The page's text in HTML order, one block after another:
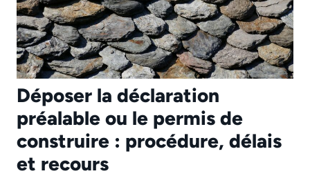
Déposer la déclaration
préalable ou le permis de
construire : procédure, délais
et recours